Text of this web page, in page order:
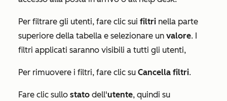
Per filtrare gli utenti, fare clic sui filtri nella parte
superiore della tabella e selezionare un valore. I
filtri applicati saranno visibili a tutti gli utenti,
Per rimuovere i filtri, fare clic su Cancella filtri.
Fare clic sullo stato dell'utente, quindi su